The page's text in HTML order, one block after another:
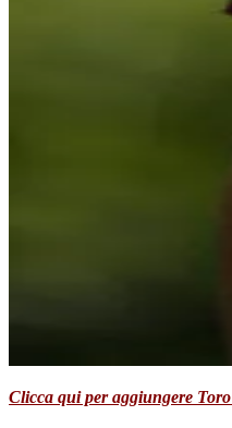
Clicca qui per aggiungere